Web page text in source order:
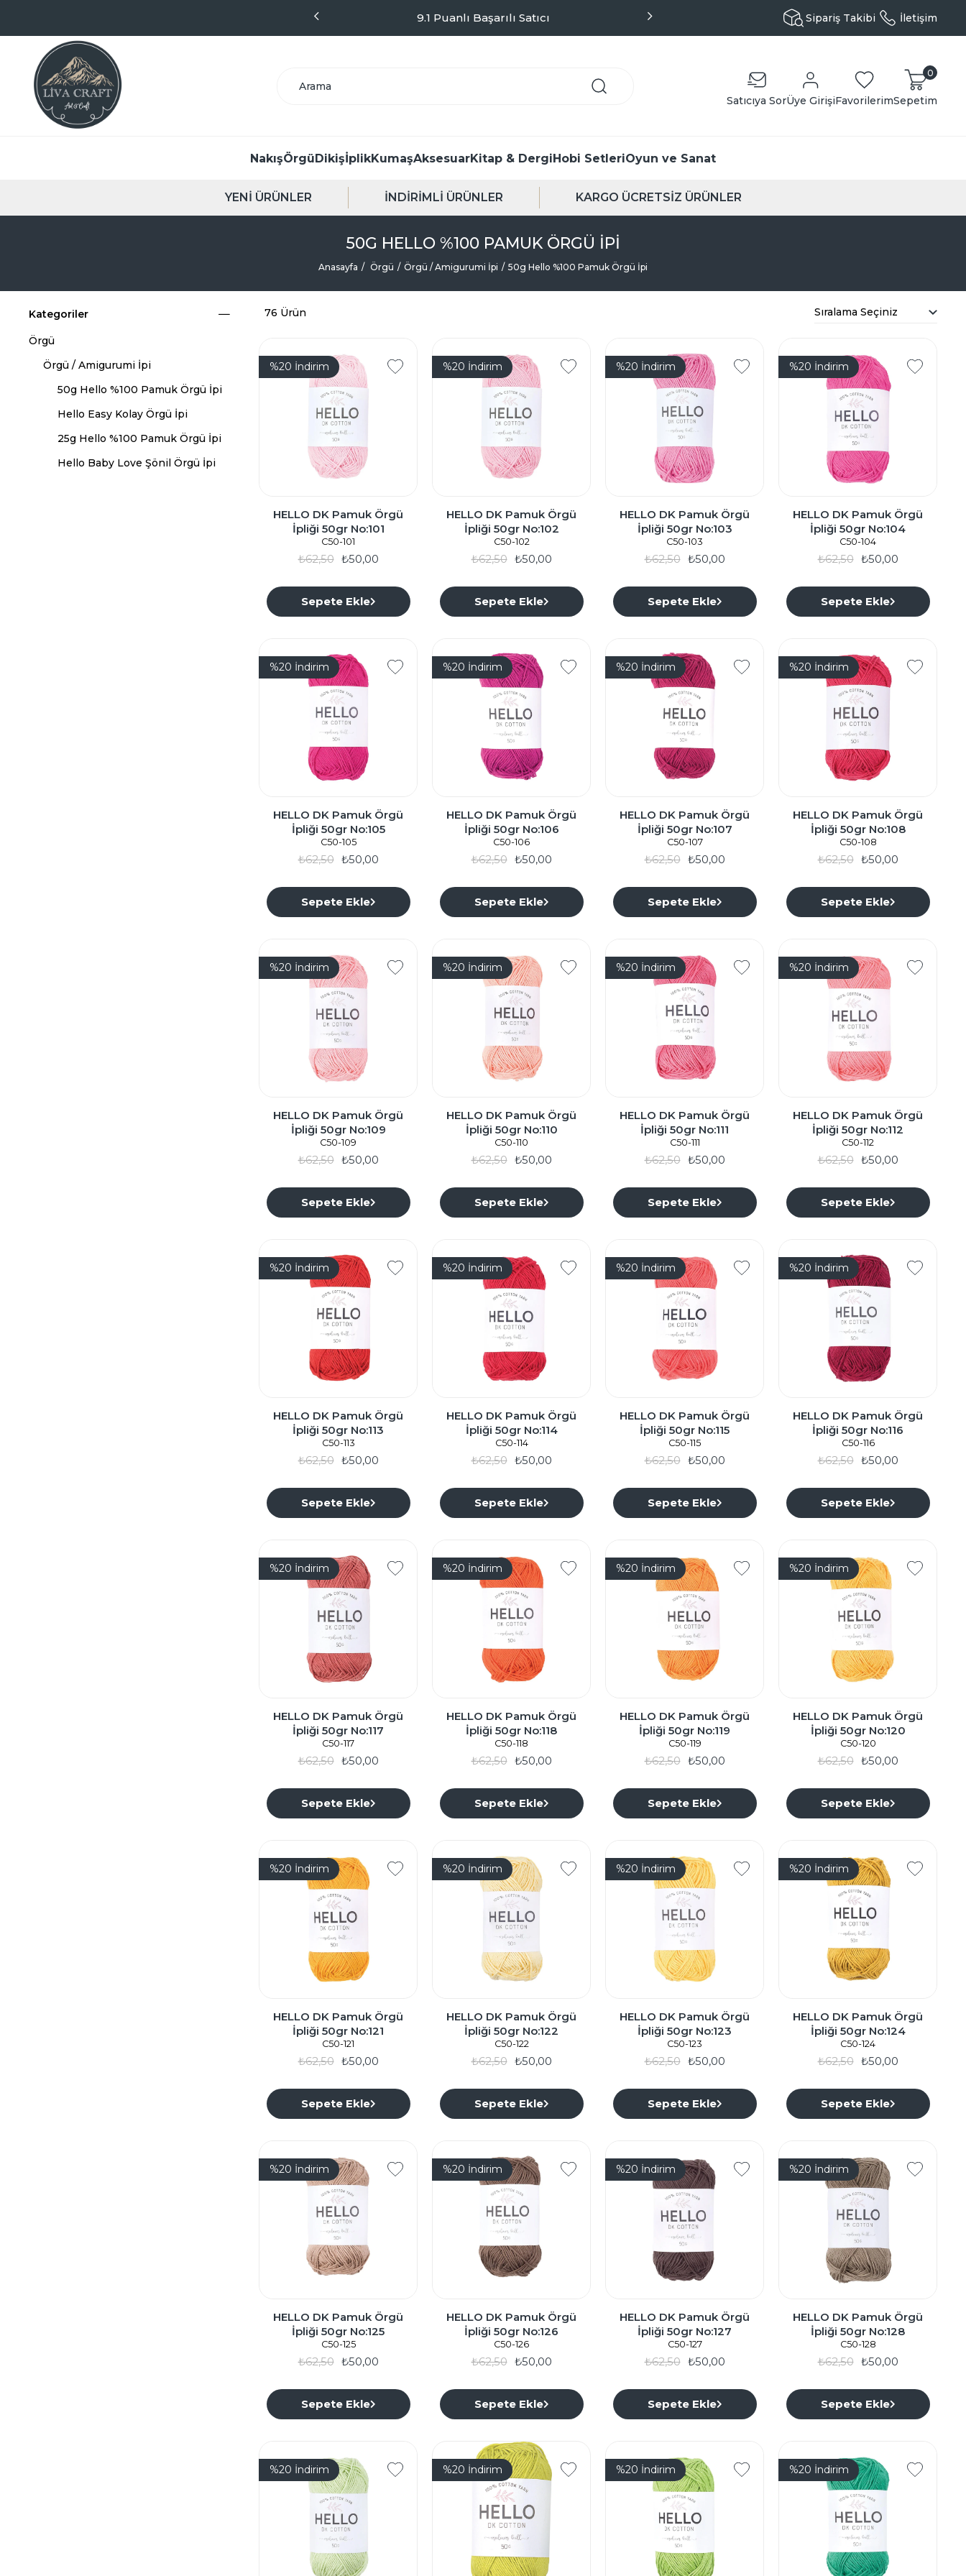
Kargo Sadece 99TL - Kapıda Ödeme Seçeneği Aynı Gün Kargo - Özenli Paketleme
Sipariş Takibi İletişim
Satıcıya SorÜye GirişiFavorilerimSepetim
0
NakışÖrgüDikişİplikKumaşAksesuarKitap & DergiHobi SetleriOyun ve Sanat
YENİ ÜRÜNLER İNDİRİMLİ ÜRÜNLER KARGO ÜCRETSİZ ÜRÜNLER
50G HELLO %100 PAMUK ÖRGÜ İPI
Anasayfa Örgü Örgü / Amigurumi İpi 50g Hello %100 Pamuk Örgü İpi
Kategoriler
Örgü
Örgü / Amigurumi İpi
50g Hello %100 Pamuk Örgü İpi
Hello Easy Kolay Örgü İpi
25g Hello %100 Pamuk Örgü İpi
Hello Baby Love Şönil Örgü İpi
76 Ürün
HELLO DK Pamuk Örgü
İpliği 50gr No:101
C50-101
₺50,00
₺62,50
Sepete Ekle
%20 İndirim
HELLO DK Pamuk Örgü
İpliği 50gr No:102
C50-102
₺50,00
₺62,50
Sepete Ekle
%20 İndirim
HELLO DK Pamuk Örgü
İpliği 50gr No:103
C50-103
₺50,00
₺62,50
Sepete Ekle
%20 İndirim
HELLO DK Pamuk Örgü
İpliği 50gr No:104
C50-104
₺50,00
₺62,50
Sepete Ekle
%20 İndirim
HELLO DK Pamuk Örgü
İpliği 50gr No:105
C50-105
₺50,00
₺62,50
Sepete Ekle
%20 İndirim
HELLO DK Pamuk Örgü
İpliği 50gr No:106
C50-106
₺50,00
₺62,50
Sepete Ekle
%20 İndirim
HELLO DK Pamuk Örgü
İpliği 50gr No:107
C50-107
₺50,00
₺62,50
Sepete Ekle
%20 İndirim
HELLO DK Pamuk Örgü
İpliği 50gr No:108
C50-108
₺50,00
₺62,50
Sepete Ekle
%20 İndirim
HELLO DK Pamuk Örgü
İpliği 50gr No:109
C50-109
₺50,00
₺62,50
Sepete Ekle
%20 İndirim
HELLO DK Pamuk Örgü
İpliği 50gr No:110
C50-110
₺50,00
₺62,50
Sepete Ekle
%20 İndirim
HELLO DK Pamuk Örgü
İpliği 50gr No:111
C50-111
₺50,00
₺62,50
Sepete Ekle
%20 İndirim
HELLO DK Pamuk Örgü
İpliği 50gr No:112
C50-112
₺50,00
₺62,50
Sepete Ekle
%20 İndirim
HELLO DK Pamuk Örgü
İpliği 50gr No:113
C50-113
₺50,00
₺62,50
Sepete Ekle
%20 İndirim
HELLO DK Pamuk Örgü
İpliği 50gr No:114
C50-114
₺50,00
₺62,50
Sepete Ekle
%20 İndirim
HELLO DK Pamuk Örgü
İpliği 50gr No:115
C50-115
₺50,00
₺62,50
Sepete Ekle
%20 İndirim
HELLO DK Pamuk Örgü
İpliği 50gr No:116
C50-116
₺50,00
₺62,50
Sepete Ekle
%20 İndirim
HELLO DK Pamuk Örgü
İpliği 50gr No:117
C50-117
₺50,00
₺62,50
Sepete Ekle
%20 İndirim
HELLO DK Pamuk Örgü
İpliği 50gr No:118
C50-118
₺50,00
₺62,50
Sepete Ekle
%20 İndirim
HELLO DK Pamuk Örgü
İpliği 50gr No:119
C50-119
₺50,00
₺62,50
Sepete Ekle
%20 İndirim
HELLO DK Pamuk Örgü
İpliği 50gr No:120
C50-120
₺50,00
₺62,50
Sepete Ekle
%20 İndirim
HELLO DK Pamuk Örgü
İpliği 50gr No:121
C50-121
₺50,00
₺62,50
Sepete Ekle
%20 İndirim
HELLO DK Pamuk Örgü
İpliği 50gr No:122
C50-122
₺50,00
₺62,50
Sepete Ekle
%20 İndirim
HELLO DK Pamuk Örgü
İpliği 50gr No:123
C50-123
₺50,00
₺62,50
Sepete Ekle
%20 İndirim
HELLO DK Pamuk Örgü
İpliği 50gr No:124
C50-124
₺50,00
₺62,50
Sepete Ekle
%20 İndirim
HELLO DK Pamuk Örgü
İpliği 50gr No:125
C50-125
₺50,00
₺62,50
Sepete Ekle
%20 İndirim
HELLO DK Pamuk Örgü
İpliği 50gr No:126
C50-126
₺50,00
₺62,50
Sepete Ekle
%20 İndirim
HELLO DK Pamuk Örgü
İpliği 50gr No:127
C50-127
₺50,00
₺62,50
Sepete Ekle
%20 İndirim
HELLO DK Pamuk Örgü
İpliği 50gr No:128
C50-128
₺50,00
₺62,50
Sepete Ekle
%20 İndirim
%20 İndirim %20 İndirim %20 İndirim %20 İndirim